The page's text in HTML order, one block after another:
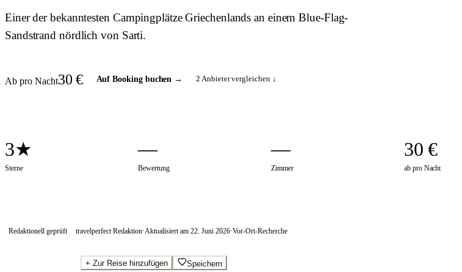
Einer der bekanntesten Campingplätze Griechenlands an einem Blue-Flag-
Sandstrand nördlich von Sarti.
Ab pro Nacht30 € Auf Booking buchen → 2 Anbieter vergleichen ↓
3★
Sterne
—
Bewertung
—
Zimmer
30 €
ab pro Nacht
Redaktionell geprüft travelperfect Redaktion·Aktualisiert am 22. Juni 2026·Vor-Ort-Recherche
+ Zur Reise hinzufügen Speichern